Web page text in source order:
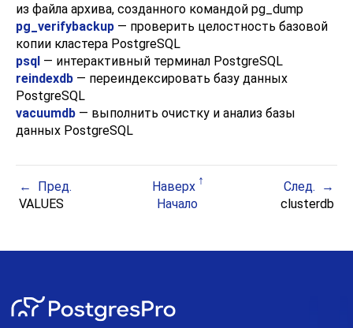
из файла архива, созданного командой pg_dump
pg_verifybackup — проверить целостность базовой
копии кластера PostgreSQL
psql — интерактивный терминал PostgreSQL
reindexdb — переиндексировать базу данных
PostgreSQL
vacuumdb — выполнить очистку и анализ базы
данных PostgreSQL
Пред. Наверх
След.
VALUES
Начало clusterdb